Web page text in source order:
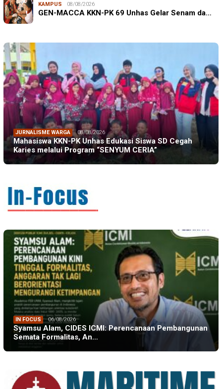
KAMPUS 08/08/2026
GEN-MACCA KKN-PK 69 Unhas Gelar Senam da…
JURNALISME WARGA 08/08/2026
Mahasiswa KKN-PK Unhas Edukasi Siswa SD Cegah
Karies melalui Program “SENYUM CERIA”
IN FOCUS 06/08/2026
Syamsu Alam, CIDES ICMI: Perencanaan Pembangunan
Semata Formalitas, An…